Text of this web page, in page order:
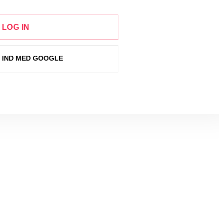
LOG IN
MED GOOGLE